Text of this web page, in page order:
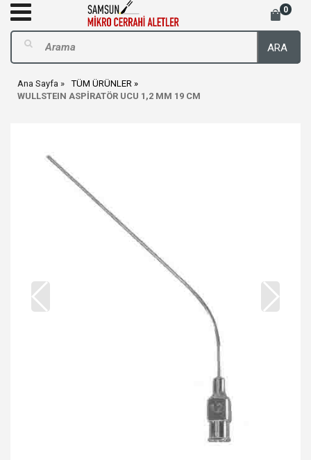
0
ARA
Ana Sayfa
TÜM ÜRÜNLER
WULLSTEIN ASPİRATÖR UCU 1,2 MM 19 CM